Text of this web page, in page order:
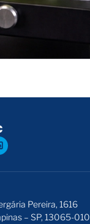
Pereira, 1616
– SP, 13065-010